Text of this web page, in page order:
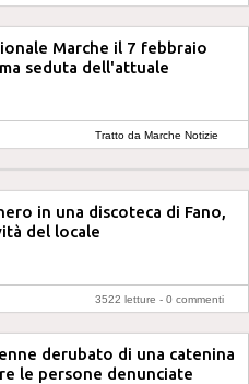
Marche il 7 febbraio
seduta dell'attuale
Tratto da Marche Notizie
in una discoteca di Fano,
del locale
3522 letture - 0 commenti
derubato di una catenina
le persone denunciate